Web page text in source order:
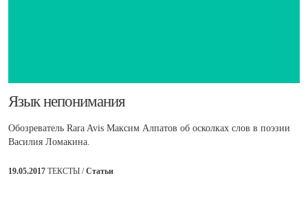
​Язык непонимания
Обозреватель Rara Avis Максим Алпатов об осколках слов в поэзии
Василия Ломакина.
19.05.2017 ТЕКСТЫ /Статьи